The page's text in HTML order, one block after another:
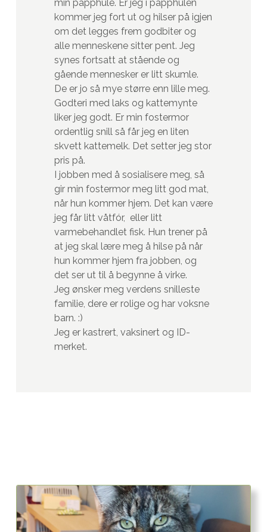
min papphule. Er jeg i papphulen
kommer jeg fort ut og hilser på igjen
om det legges frem godbiter og
alle menneskene sitter pent. Jeg
synes fortsatt at stående og
gående mennesker er litt skumle.
De er jo så mye større enn lille meg.
Godteri med laks og kattemynte
liker jeg godt. Er min fostermor
ordentlig snill så får jeg en liten
skvett kattemelk. Det setter jeg stor
pris på.
I jobben med å sosialisere meg, så
gir min fostermor meg litt god mat,
når hun kommer hjem. Det kan være
jeg får litt våtfór, eller litt
varmebehandlet fisk. Hun trener på
at jeg skal lære meg å hilse på når
hun kommer hjem fra jobben, og
det ser ut til å begynne å virke.
Jeg ønsker meg verdens snilleste
familie, dere er rolige og har voksne
barn. :)
Jeg er kastrert, vaksinert og ID-
merket.